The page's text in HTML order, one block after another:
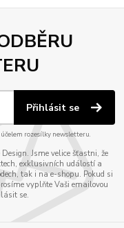
Přihlásit se
rozesílky newsletteru.
Jsme velice šťastni, že
exklusivních událostí a
tak i na e-shopu. Pokud si
vyplňte Vaši emailovou
se.